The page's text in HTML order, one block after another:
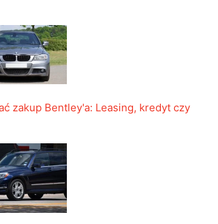
zakup Bentley'a: Leasing, kredyt czy